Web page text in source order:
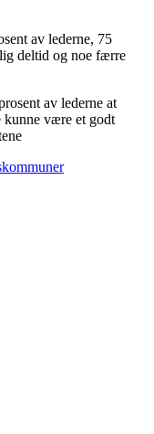
av lederne, 75
deltid og noe færre
av lederne at
kunne være et godt